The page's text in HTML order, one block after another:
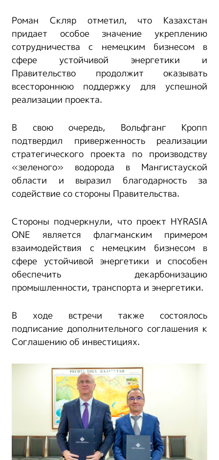
Роман Скляр отметил, что Казахстан
придает особое значение укреплению
сотрудничества с немецким бизнесом в
сфере устойчивой энергетики и
Правительство продолжит оказывать
всестороннюю поддержку для успешной
реализации проекта.
В свою очередь, Вольфганг Кропп
подтвердил приверженность реализации
стратегического проекта по производству
«зеленого» водорода в Мангистауской
области и выразил благодарность за
содействие со стороны Правительства.
Стороны подчеркнули, что проект HYRASIA
ONE является флагманским примером
взаимодействия с немецким бизнесом в
сфере устойчивой энергетики и способен
обеспечить декарбонизацию
промышленности, транспорта и энергетики.
В ходе встречи также состоялось
подписание дополнительного соглашения к
Соглашению об инвестициях.